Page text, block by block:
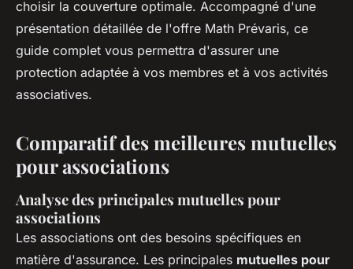
choisir la couverture optimale. Accompagné d'une
présentation détaillée de l'offre Math Prévaris, ce
guide complet vous permettra d'assurer une
protection adaptée à vos membres et à vos activités
associatives.
Comparatif des meilleures mutuelles
pour associations
Analyse des principales mutuelles pour
associations
Les associations ont des besoins spécifiques en
matière d'assurance. Les principales mutuelles pour